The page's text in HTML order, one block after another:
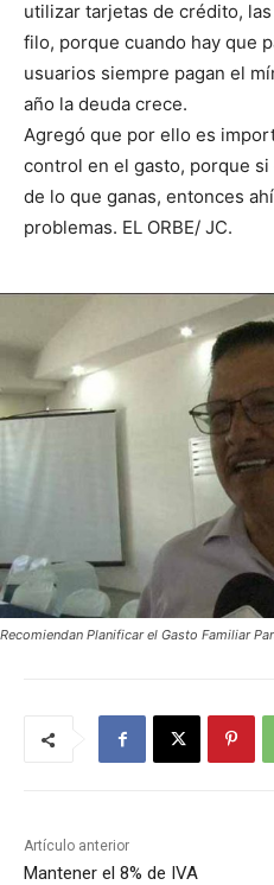
utilizar tarjetas de crédito,
filo, porque cuando hay que
usuarios siempre pagan el
año la deuda crece.
Agregó que por ello es
control en el gasto, porque
de lo que ganas, entonces
problemas. EL ORBE/ JC.
Recomiendan Planificar el Gasto Familiar
Artículo anterior
Mantener el 8% de IVA